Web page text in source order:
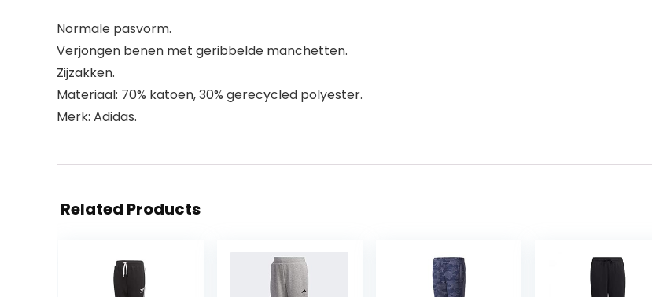
Normale pasvorm.
Verjongen benen met geribbelde manchetten.
Zijzakken.
Materiaal: 70% katoen, 30% gerecycled polyester.
Merk: Adidas.
Related Products